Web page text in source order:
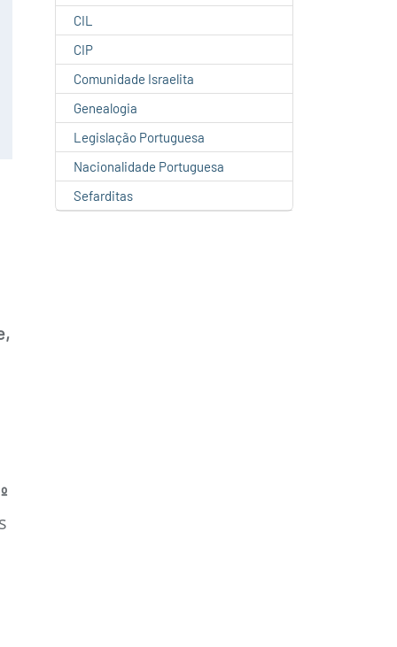
CIL
CIP
Comunidade Israelita
Genealogia
Legislação Portuguesa
Nacionalidade Portuguesa
Sefarditas